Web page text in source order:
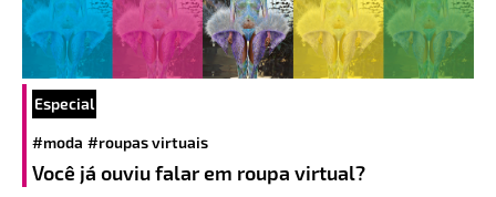
Especial
#moda #roupas virtuais
Você já ouviu falar em roupa virtual?